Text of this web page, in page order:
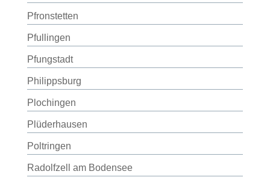
Pfronstetten
Pfullingen
Pfungstadt
Philippsburg
Plochingen
Plüderhausen
Poltringen
Radolfzell am Bodensee